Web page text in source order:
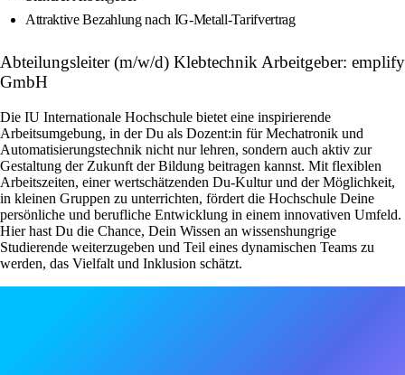
Attraktive Bezahlung nach IG-Metall-Tarifvertrag
Abteilungsleiter (m/w/d) Klebtechnik Arbeitgeber: emplify
GmbH
Die IU Internationale Hochschule bietet eine inspirierende
Arbeitsumgebung, in der Du als Dozent:in für Mechatronik und
Automatisierungstechnik nicht nur lehren, sondern auch aktiv zur
Gestaltung der Zukunft der Bildung beitragen kannst. Mit flexiblen
Arbeitszeiten, einer wertschätzenden Du-Kultur und der Möglichkeit,
in kleinen Gruppen zu unterrichten, fördert die Hochschule Deine
persönliche und berufliche Entwicklung in einem innovativen Umfeld.
Hier hast Du die Chance, Dein Wissen an wissenshungrige
Studierende weiterzugeben und Teil eines dynamischen Teams zu
werden, das Vielfalt und Inklusion schätzt.